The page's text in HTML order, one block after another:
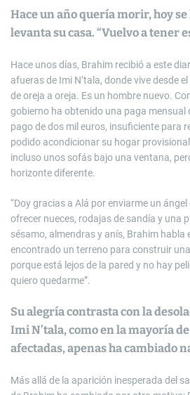
Hace un año quería morir, hoy se
levanta su casa. “Vuelvo a tener
Hace unos días, Brahim recibió a este
afueras de Imi N’tala, donde vive desde
de oreja a oreja. Es un hombre nuevo.
gobierno ha obtenido una paga mensual
pago de dos mil euros, insuficiente para
podido acondicionar su hogar
incluso unos sofás bajo una ventana,
horizonte diferente.
“Doy gracias a Alá por enviarme un ángel
ofrecer nueces, rodajas de sandía y una
sésamo, almendras y anís, Brahim habla
encontrado un terreno para construir
porque está lejos de la pared y no hay
quiero quedarme”.
Su alegría contrasta con la
Imi N’tala, como en la mayoría
afectadas, apenas ha cambiado
Más allá de la aparición inesperada del